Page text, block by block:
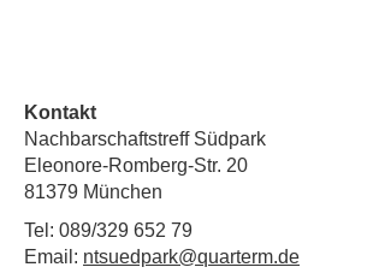
Kontakt
Nachbarschaftstreff Südpark
Eleonore-Romberg-Str. 20
81379 München
Tel: 089/329 652 79
Email: ntsuedpark@quarterm.de